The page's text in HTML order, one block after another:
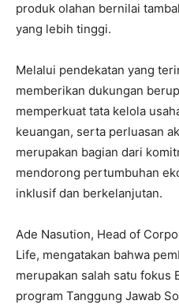
produk olahan bernilai
yang lebih tinggi.
Melalui pendekatan yang
memberikan dukungan
memperkuat tata kelola
keuangan, serta perluasan
merupakan bagian dari
mendorong pertumbuhan
inklusif dan berkelanjutan.
Ade Nasution, Head of
Life, mengatakan bahwa
merupakan salah satu fokus
program Tanggung Jawab